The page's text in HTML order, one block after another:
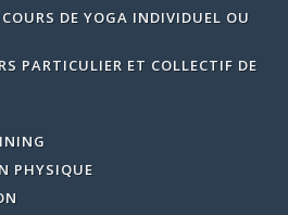
DE YOGA INDIVIDUEL OU
PARTICULIER ET COLLECTIF DE
PHYSIQUE